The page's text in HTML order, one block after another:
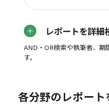
レポートを詳細
AND・OR検索や執筆者、期
す。
各分野のレポー